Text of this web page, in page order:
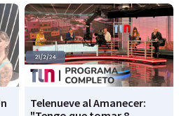
Telenueve al Amanecer: